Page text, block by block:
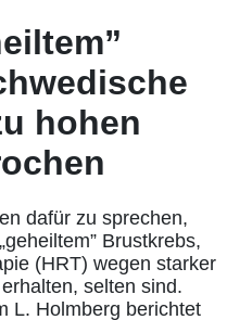
hohen
dafür zu sprechen,
Brustkrebs,
(HRT) wegen starker
selten sind.
L. Holmberg berichtet